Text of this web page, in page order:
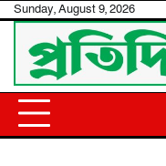
Skip
content
Sunday, August 9, 2026